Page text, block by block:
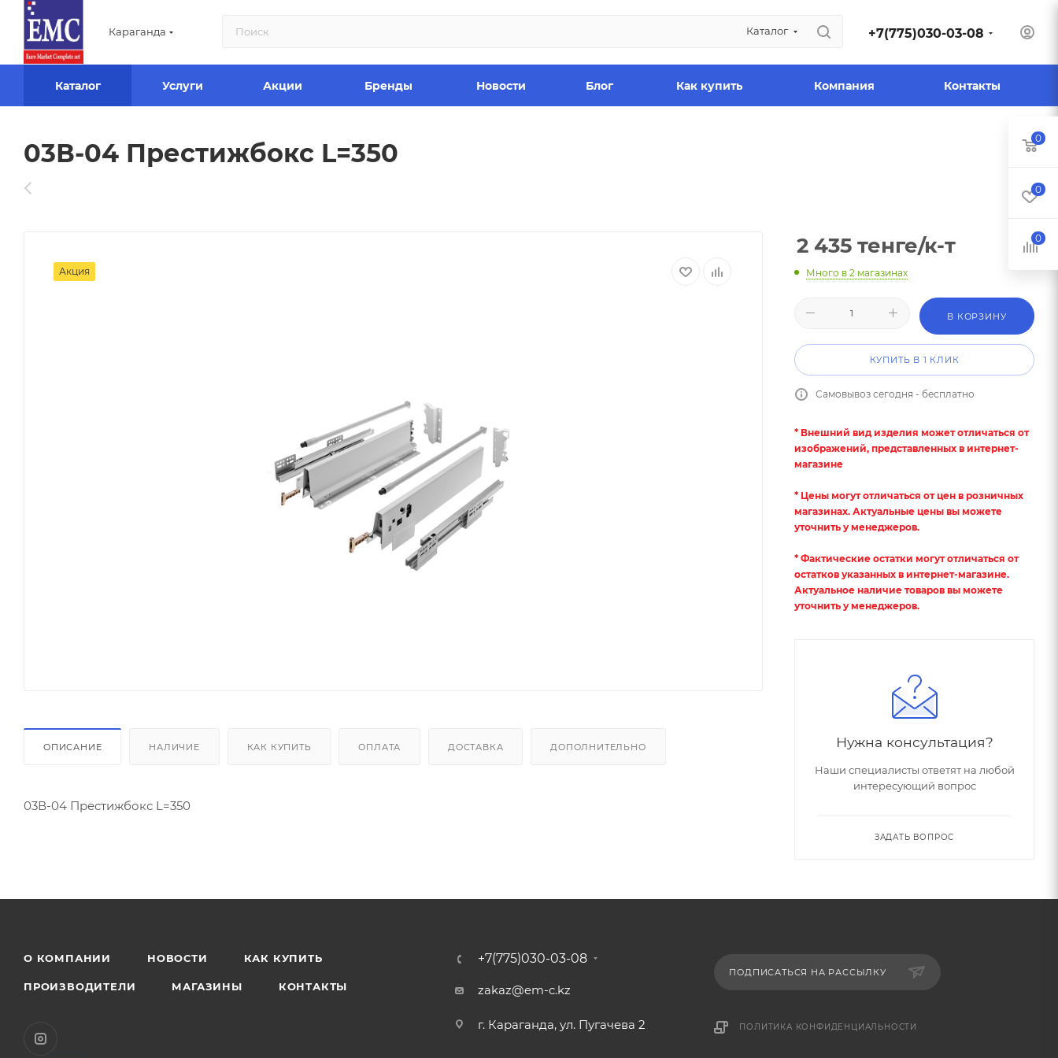
Караганда Каталог +7(775)030-03-08
Каталог Услуги Акции Бренды Новости Блог Как купить Компания Контакты
03В-04 Престижбокс L=350
Акция
ОПИСАНИЕ НАЛИЧИЕ КАК КУПИТЬ ОПЛАТА ДОСТАВКА ДОПОЛНИТЕЛЬНО
03В-04 Престижбокс L=350
2 435 тенге/к-т
Много в 2 магазинах
В КОРЗИНУ
КУПИТЬ В 1 КЛИК
Самовывоз сегодня - бесплатно
* Внешний вид изделия может отличаться от
изображений, представленных в интернет-
магазине
* Цены могут отличаться от цен в розничных
магазинах. Актуальные цены вы можете
уточнить у менеджеров.
* Фактические остатки могут отличаться от
остатков указанных в интернет-магазине.
Актуальное наличие товаров вы можете
уточнить у менеджеров.
Нужна консультация?
Наши специалисты ответят на любой
интересующий вопрос
ЗАДАТЬ ВОПРОС
О КОМПАНИИ НОВОСТИ КАК КУПИТЬ
ПРОИЗВОДИТЕЛИ МАГАЗИНЫ КОНТАКТЫ
+7(775)030-03-08
zakaz@em-c.kz
г. Караганда, ул. Пугачева 2
ПОДПИСАТЬСЯ НА РАССЫЛКУ
ПОЛИТИКА КОНФИДЕНЦИАЛЬНОСТИ
0
0
0